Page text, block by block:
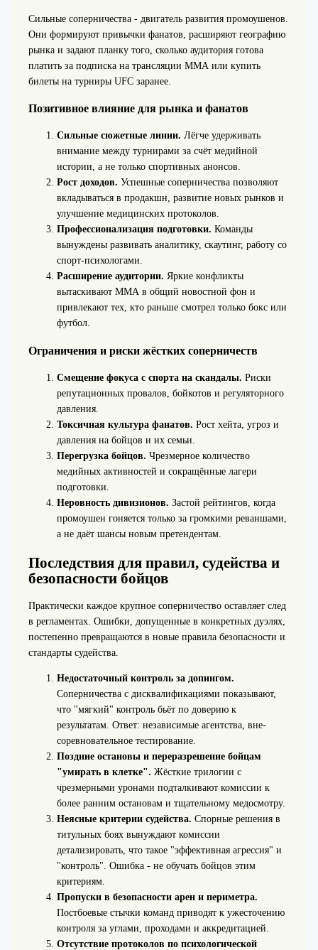
Сильные соперничества - двигатель развития промоушенов.
Они формируют привычки фанатов, расширяют географию
рынка и задают планку того, сколько аудитория готова
платить за подписка на трансляции ММА или купить
билеты на турниры UFC заранее.
Позитивное влияние для рынка и фанатов
Сильные сюжетные линии. Лёгче удерживать
внимание между турнирами за счёт медийной
истории, а не только спортивных анонсов.
Рост доходов. Успешные соперничества позволяют
вкладываться в продакшн, развитие новых рынков и
улучшение медицинских протоколов.
Профессионализация подготовки. Команды
вынуждены развивать аналитику, скаутинг, работу со
спорт-психологами.
Расширение аудитории. Яркие конфликты
вытаскивают ММА в общий новостной фон и
привлекают тех, кто раньше смотрел только бокс или
футбол.
Ограничения и риски жёстких соперничеств
Смещение фокуса с спорта на скандалы. Риски
репутационных провалов, бойкотов и регуляторного
давления.
Токсичная культура фанатов. Рост хейта, угроз и
давления на бойцов и их семьи.
Перегрузка бойцов. Чрезмерное количество
медийных активностей и сокращённые лагери
подготовки.
Неровность дивизионов. Застой рейтингов, когда
промоушен гоняется только за громкими реваншами,
а не даёт шансы новым претендентам.
Последствия для правил, судейства и
безопасности бойцов
Практически каждое крупное соперничество оставляет след
в регламентах. Ошибки, допущенные в конкретных дуэлях,
постепенно превращаются в новые правила безопасности и
стандарты судейства.
Недостаточный контроль за допингом.
Соперничества с дисквалификациями показывают,
что "мягкий" контроль бьёт по доверию к
результатам. Ответ: независимые агентства, вне-
соревновательное тестирование.
Поздние остановы и переразрешение бойцам
"умирать в клетке". Жёсткие трилогии с
чрезмерными уронами подталкивают комиссии к
более ранним остановам и тщательному медосмотру.
Неясные критерии судейства. Спорные решения в
титульных боях вынуждают комиссии
детализировать, что такое "эффективная агрессия" и
"контроль". Ошибка - не обучать бойцов этим
критериям.
Пропуски в безопасности арен и периметра.
Постбоевые стычки команд приводят к ужесточению
контроля за углами, проходами и аккредитацией.
Отсутствие протоколов по психологической